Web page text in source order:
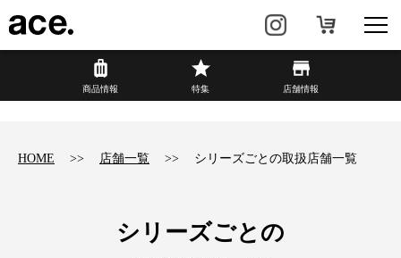
商品情報
カジュアル HAyU×ace.
商品情報 特集 店舗情報
HOME 店舗一覧 シリーズごとの取扱店舗一覧
シリーズごとの